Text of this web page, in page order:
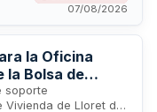
con obligaciones
durante la
07/08/2026
la Oficina
la Bolsa de
de Lloret de
soporte
de Lloret de